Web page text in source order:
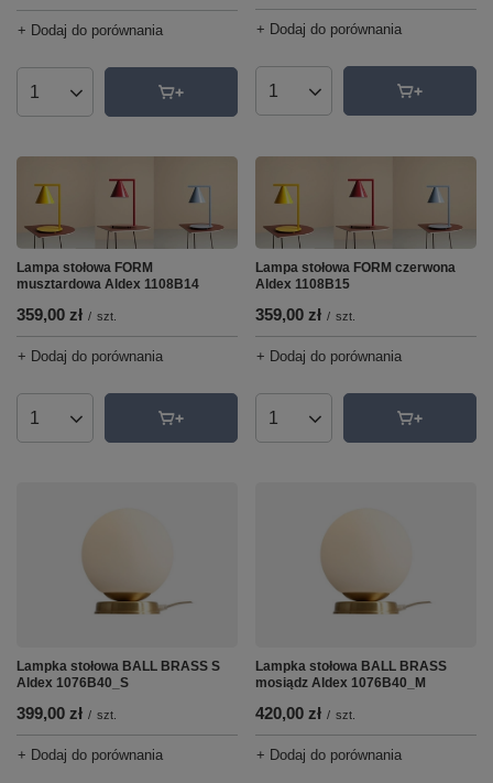
+ Dodaj do porównania
Ilość produktów
+ Dodaj do porównania
Ilość produktów
Lampa stołowa FORM
musztardowa Aldex 1108B14
359,00 zł / szt.
+ Dodaj do porównania
Ilość produktów
Lampa stołowa FORM czerwona
Aldex 1108B15
359,00 zł / szt.
+ Dodaj do porównania
Ilość produktów
Lampka stołowa BALL BRASS S
Aldex 1076B40_S
399,00 zł / szt.
+ Dodaj do porównania
Lampka stołowa BALL BRASS
mosiądz Aldex 1076B40_M
420,00 zł / szt.
+ Dodaj do porównania